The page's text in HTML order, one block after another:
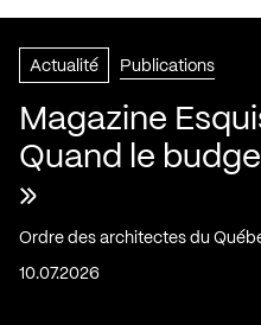
Actualité Publications
Magazine
Quand le
»
Ordre des architectes du
10.07.2026